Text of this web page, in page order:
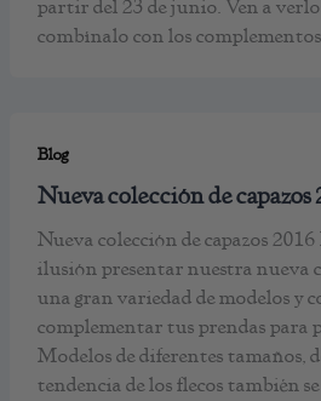
partir del 23 de junio. Ven a
combínalo con los complementos
Blog
Nueva colección de capazos
Nueva colección de capazos
ilusión presentar nuestra nueva
una gran variedad de modelos y
complementar tus prendas para
Modelos de diferentes tamaños,
tendencia de los flecos también